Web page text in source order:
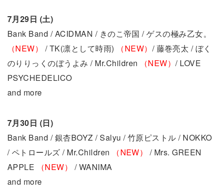
7月29日 (土)
Bank Band / ACIDMAN / きのこ帝国 / ゲスの極み乙女。
（NEW）
/ TK(凛として時雨) （NEW） / 藤巻亮太 / ぼく
のりりっくのぼうよみ / Mr.Children
（NEW）/ LOVE
PSYCHEDELICO
and more
7月30日 (日)
Bank Band / 銀杏BOYZ / Salyu / 竹原ピストル / NOKKO
/ ペトロールズ / Mr.Children
（NEW）
/ Mrs. GREEN
APPLE
（NEW）
/ WANIMA
and more